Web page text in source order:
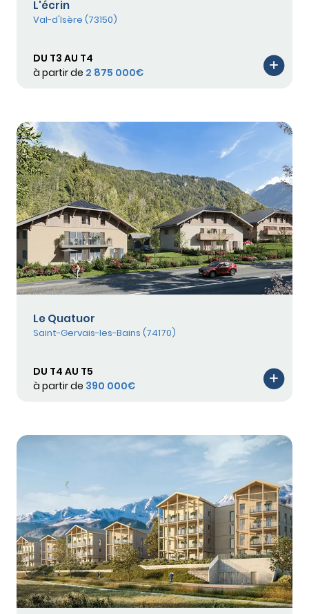
L'écrin
Val-d'Isère (73150)
DU T3 AU T4
à partir de 2 875 000€
Le Quatuor
Saint-Gervais-les-Bains (74170)
DU T4 AU T5
à partir de 390 000€